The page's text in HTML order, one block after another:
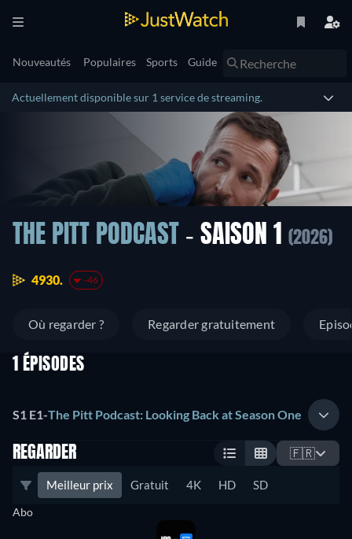
Nouveautés Populaires Sports Guide
Actuellement disponible sur 1 service de streaming.
THE PITT PODCAST - SAISON 1 (2026)
4930. -46
Où regarder ? Regarder gratuitement
1 ÉPISODES
S1 E1-The Pitt Podcast: Looking Back at Season One
REGARDER 🇫🇷
Meilleur prix Gratuit 4K HD SD
Abo